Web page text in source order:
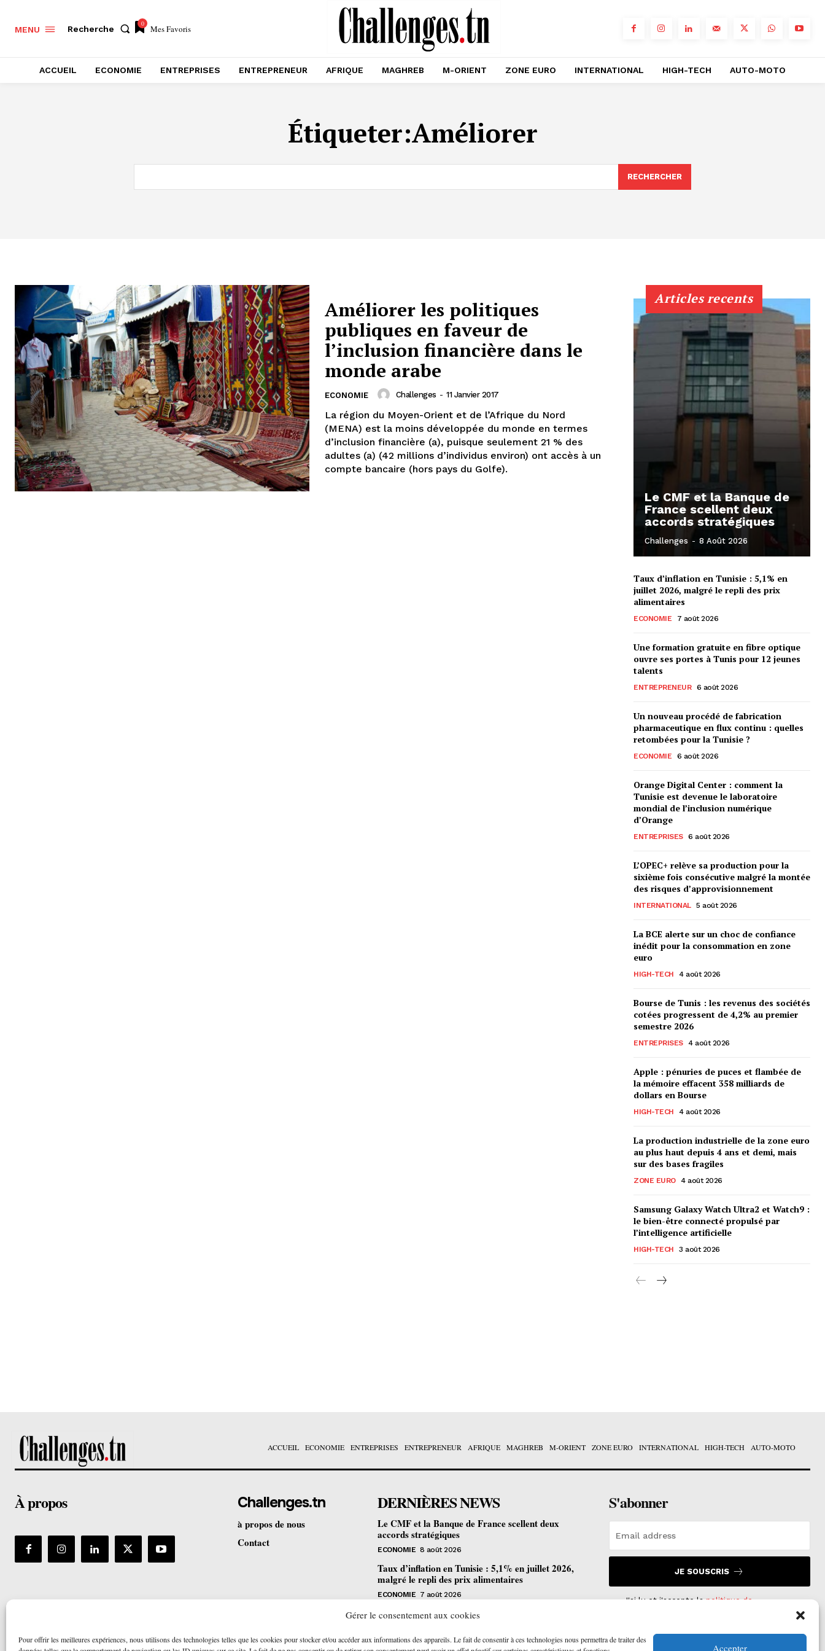
Gérer le consentement aux cookies
Pour offrir les meilleures expériences, nous utilisons des technologies telles que les cookies pour stocker et/ou accéder aux informations des appareils. Le fait de consentir à ces technologies nous permettra de traiter des
Accepter
MENU Recherche
0 Mes Favoris
ACCUEIL ECONOMIE ENTREPRISES ENTREPRENEUR AFRIQUE MAGHREB M-ORIENT ZONE EURO INTERNATIONAL HIGH-TECH AUTO-MOTO
Étiqueter:Améliorer
RECHERCHER
Améliorer les politiques
publiques en faveur de
l’inclusion financière dans le
monde arabe
ECONOMIE Challenges - 11 Janvier 2017
La région du Moyen-Orient et de l’Afrique du Nord
(MENA) est la moins développée du monde en termes
d’inclusion financière (a), puisque seulement 21 % des
adultes (a) (42 millions d’individus environ) ont accès à un
compte bancaire (hors pays du Golfe).
Articles recents
Le CMF et la Banque de
France scellent deux
accords stratégiques
Challenges - 8 Août 2026
Taux d’inflation en Tunisie : 5,1% en
juillet 2026, malgré le repli des prix
alimentaires
ECONOMIE 7 août 2026
Une formation gratuite en fibre optique
ouvre ses portes à Tunis pour 12 jeunes
talents
ENTREPRENEUR 6 août 2026
Un nouveau procédé de fabrication
pharmaceutique en flux continu : quelles
retombées pour la Tunisie ?
ECONOMIE 6 août 2026
Orange Digital Center : comment la
Tunisie est devenue le laboratoire
mondial de l’inclusion numérique
d’Orange
ENTREPRISES 6 août 2026
L’OPEC+ relève sa production pour la
sixième fois consécutive malgré la montée
des risques d’approvisionnement
INTERNATIONAL 5 août 2026
La BCE alerte sur un choc de confiance
inédit pour la consommation en zone
euro
HIGH-TECH 4 août 2026
Bourse de Tunis : les revenus des sociétés
cotées progressent de 4,2% au premier
semestre 2026
ENTREPRISES 4 août 2026
Apple : pénuries de puces et flambée de
la mémoire effacent 358 milliards de
dollars en Bourse
HIGH-TECH 4 août 2026
La production industrielle de la zone euro
au plus haut depuis 4 ans et demi, mais
sur des bases fragiles
ZONE EURO 4 août 2026
Samsung Galaxy Watch Ultra2 et Watch9 :
le bien-être connecté propulsé par
l’intelligence artificielle
HIGH-TECH 3 août 2026
ACCUEIL ECONOMIE ENTREPRISES ENTREPRENEUR AFRIQUE MAGHREB M-ORIENT ZONE EURO INTERNATIONAL HIGH-TECH AUTO-MOTO
À propos Challenges.tn
à propos de nous
Contact
DERNIÈRES NEWS
Le CMF et la Banque de France scellent deux
accords stratégiques
ECONOMIE 8 août 2026
Taux d’inflation en Tunisie : 5,1% en juillet 2026,
malgré le repli des prix alimentaires
ECONOMIE 7 août 2026
Une formation gratuite en fibre optique ouvre ses
ENTREPRENEUR 6 août 2026
S'abonner
JE SOUSCRIS
J'ai lu et j'accepte lapolitique de